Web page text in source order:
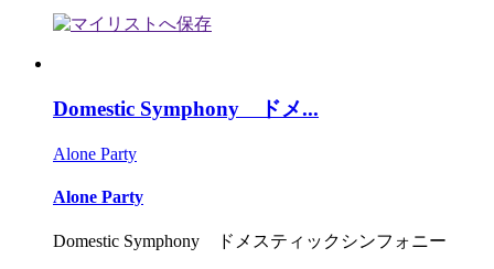
Domestic Symphony ドメ...
Alone Party
Alone Party
Domestic Symphony ドメスティックシンフォニー